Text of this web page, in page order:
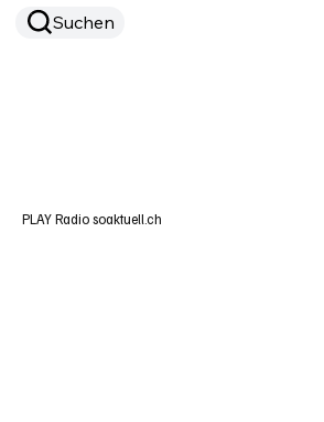
Suchen
PLAY Radio soaktuell.ch